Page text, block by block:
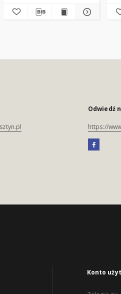
Odwiedź
https://
Konto